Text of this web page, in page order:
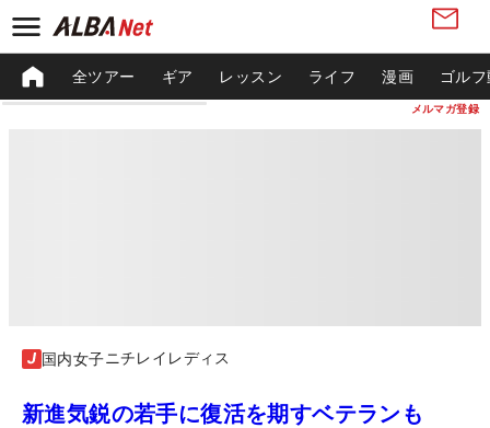
メルマガ登録
全ツアー ギア レッスン ライフ 漫画 ゴル
国内女子ニチレイレディス
新進気鋭の若手に復活を期すベテランも